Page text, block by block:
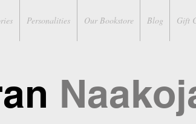
Personalities Our Bookstore Blog Gift